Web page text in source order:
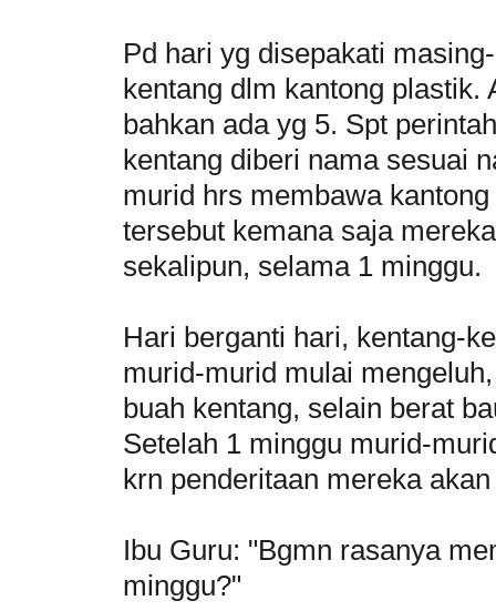
Pd hari yg disepakati
kentang dlm kantong plastik.
bahkan ada yg 5. Spt
kentang diberi nama sesuai
murid hrs membawa
tersebut kemana saja
sekalipun, selama 1 minggu.
Hari berganti hari, kentang-
murid-murid mulai
buah kentang, selain berat
Setelah 1 minggu murid-
krn penderitaan mereka
Ibu Guru: "Bgmn rasanya
minggu?"